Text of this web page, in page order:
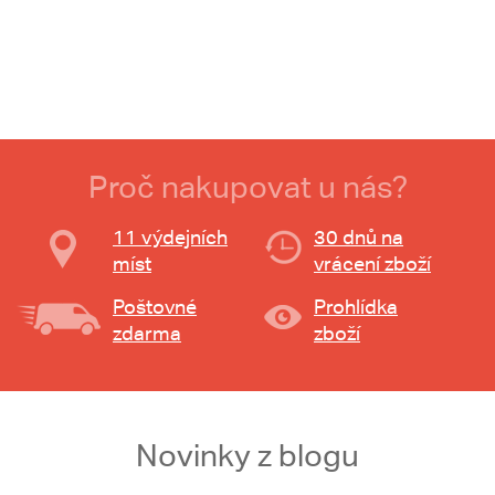
Proč nakupovat u nás?
11 výdejních
míst
30 dnů na
vrácení zboží
Poštovné
zdarma
Prohlídka
zboží
Novinky z blogu